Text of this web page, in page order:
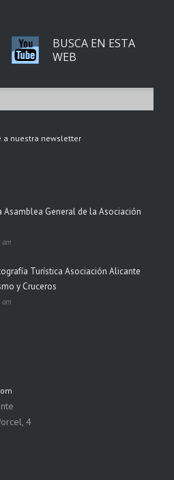
BUSCA EN ESTA
WEB
a nuestra newsletter
Asamblea General de la Asociación
Turística Asociación Alicante
y Cruceros
4